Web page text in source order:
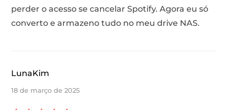
perder o acesso se cancelar Spotify. Agora eu só
converto e armazeno tudo no meu drive NAS.
LunaKim
18 de março de 2025